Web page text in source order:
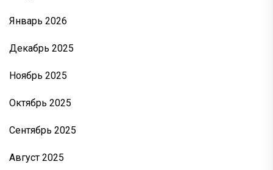
Январь 2026
Декабрь 2025
Ноябрь 2025
Октябрь 2025
Сентябрь 2025
Август 2025